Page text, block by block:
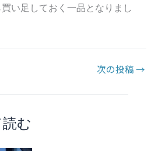
い足しておく一品となりまし
次の投稿→
む